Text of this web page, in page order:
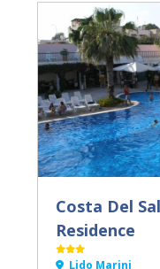
Costa Del
Residence
Lido Marini